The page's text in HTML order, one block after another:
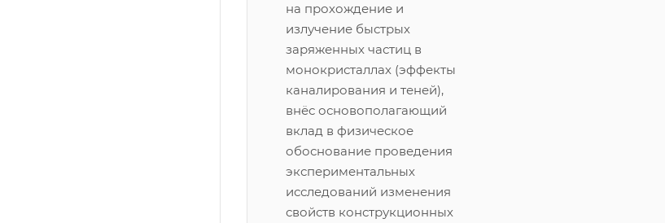
на прохождение и
излучение быстрых
заряженных частиц в
монокристаллах (эффекты
каналирования и теней),
внёс основополагающий
вклад в физическое
обоснование проведения
экспериментальных
исследований изменения
свойств конструкционных